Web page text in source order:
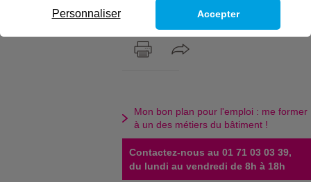
travail ? La réponse en infographie.
Mon bon plan pour l'emploi : me former
à un des métiers du bâtiment !
Contactez-nous au 01 71 03 03 39,
du lundi au vendredi de 8h à 18h
Personnaliser Accepter